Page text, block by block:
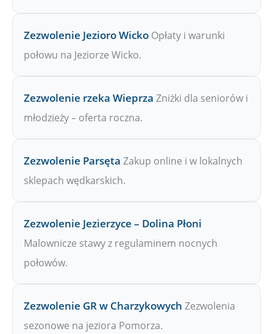
Zezwolenie Jezioro Wicko Opłaty i warunki
połowu na Jeziorze Wicko.
Zezwolenie rzeka Wieprza Zniżki dla seniorów i
młodzieży – oferta roczna.
Zezwolenie Parsęta Zakup online i w lokalnych
sklepach wędkarskich.
Zezwolenie Jezierzyce – Dolina Płoni
Malownicze stawy z regulaminem nocnych
połowów.
Zezwolenie GR w Charzykowych Zezwolenia
sezonowe na jeziora Pomorza.